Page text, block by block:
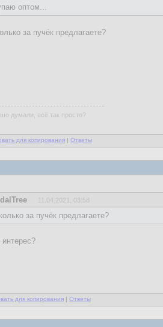
оптом...
за пучёк предлагаете?
думали, всё так просто?
для копирования | Ответы
11.04.2021, 03:58
за пучёк предлагаете?
интерес?
для копирования | Ответы